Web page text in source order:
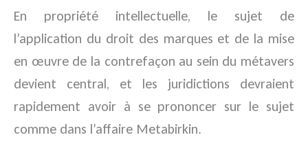
En propriété intellectuelle, le sujet de
l’application du droit des marques et de la mise
en œuvre de la contrefaçon au sein du métavers
devient central, et les juridictions devraient
rapidement avoir à se prononcer sur le sujet
comme dans l’affaire Metabirkin.